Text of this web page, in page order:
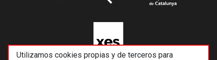
Utilizamos cookies propias y de terceros para